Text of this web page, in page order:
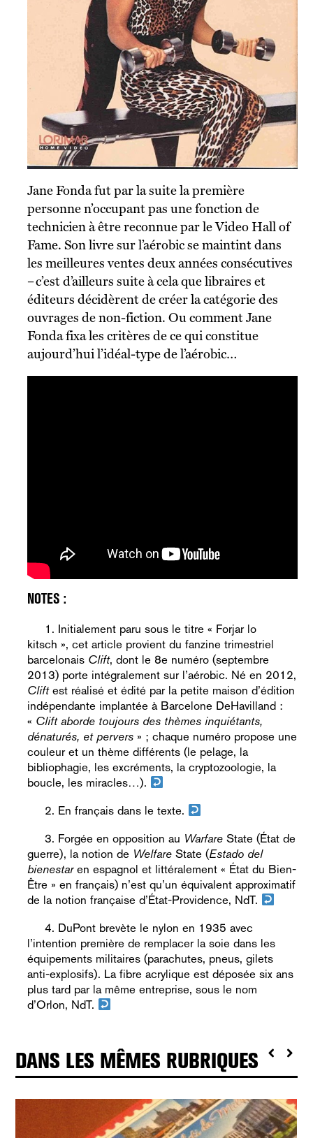
Jane Fonda fut par la suite la première
personne n’occupant pas une fonction de
technicien à être reconnue par le Video Hall of
Fame. Son livre sur l’aérobic se maintint dans
les meilleures ventes deux années consécutives
– c’est d’ailleurs suite à cela que libraires et
éditeurs décidèrent de créer la catégorie des
ouvrages de non-fiction. Ou comment Jane
Fonda fixa les critères de ce qui constitue
aujourd’hui l’idéal-type de l’aérobic…
Initialement paru sous le titre « Forjar lo
kitsch », cet article provient du fanzine trimestriel
barcelonais Clift, dont le 8e numéro (septembre
2013) porte intégralement sur l’aérobic. Né en 2012,
Cliftest réalisé et édité par la petite maison d’édition
indépendante implantée à Barcelone DeHavilland :
« Clift aborde toujours des thèmes inquiétants,
dénaturés, et pervers» ; chaque numéro propose une
couleur et un thème différents (le pelage, la
bibliophagie, les excréments, la cryptozoologie, la
boucle, les miracles…).
En français dans le texte.
Forgée en opposition au WarfareState (État de
guerre), la notion de WelfareState (Estado del
bienestaren espagnol et littéralement « État du Bien-
Être » en français) n’est qu’un équivalent approximatif
de la notion française d’État-Providence, NdT.
DuPont brevète le nylon en 1935 avec
l’intention première de remplacer la soie dans les
équipements militaires (parachutes, pneus, gilets
anti-explosifs). La fibre acrylique est déposée six ans
plus tard par la même entreprise, sous le nom
d’Orlon, NdT.
DANS LES MÊMES RUBRIQUES